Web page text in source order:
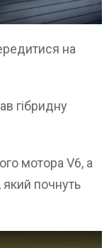
на
гібридну
мотора V6, а
який почнуть